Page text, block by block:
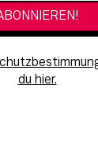
du hier.